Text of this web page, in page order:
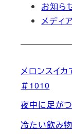
お知ら
メディ
メロンスイ
＃1010
夜中に足が
冷たい飲み